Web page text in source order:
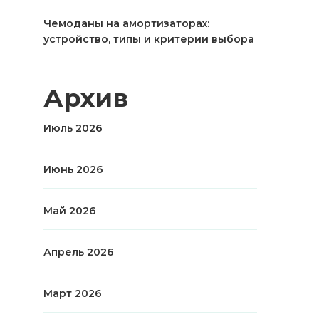
Чемоданы на амортизаторах:
устройство, типы и критерии выбора
Архив
Июль 2026
Июнь 2026
Май 2026
Апрель 2026
Март 2026